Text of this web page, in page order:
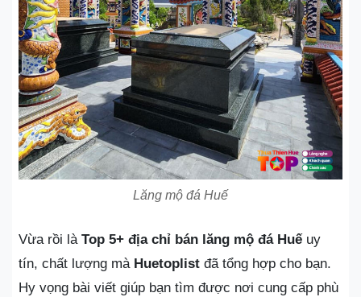
Lăng mộ đá Huế
Vừa rồi là Top 5+ địa chỉ bán lăng mộ đá Huếuy
tín, chất lượng mà Huetoplist đã tổng hợp cho bạn.
Hy vọng bài viết giúp bạn tìm được nơi cung cấp phù